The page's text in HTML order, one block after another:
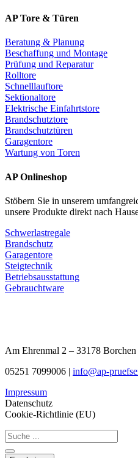
AP Tore & Türen
Beratung & Planung
Beschaffung und Montage
Prüfung und Reparatur
Rolltore
Schnelllauftore
Sektionaltore
Elektrische Einfahrtstore
Brandschutztore
Brandschutztüren
Garagentore
Wartung von Toren
AP Onlineshop
Stöbern Sie in unserem
unsere Produkte direkt nach
Schwerlastregale
Brandschutz
Garagentore
Steigtechnik
Betriebsausstattung
Gebrauchtware
Am Ehrenmal 2 – 33178 Borchen
05251 7099006 | info@ap-
Impressum
Datenschutz
Cookie-Richtlinie (EU)
Search
...